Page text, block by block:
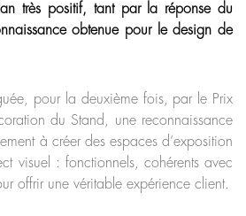
très positif, tant par la réponse du
obtenue pour le design de
pour la deuxième fois, par le Prix
du Stand, une reconnaissance
à créer des espaces d’exposition
visuel : fonctionnels, cohérents avec
offrir une véritable expérience client.